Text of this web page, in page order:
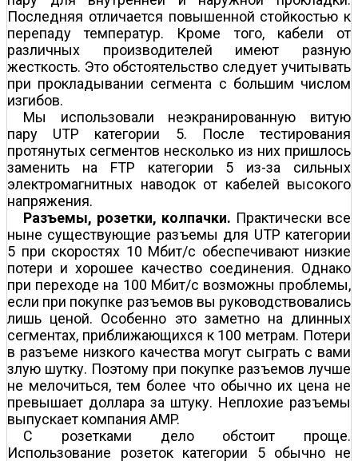
Последняя отличается повышенной стойкостью к
перепаду температур. Кроме того, кабели от
различных производителей имеют разную
жесткость. Это обстоятельство следует учитывать
при прокладывании сегмента с большим числом
изгибов.
Мы использовали неэкранированную витую
пару UTP категории 5. После тестирования
протянутых сегментов несколько из них пришлось
заменить на FTP категории 5 из-за сильных
электромагнитных наводок от кабелей высокого
напряжения.
Разъемы, розетки, колпачки. Практически все
ныне существующие разъемы для UTP категории
5 при скоростях 10 Мбит/с обеспечивают низкие
потери и хорошее качество соединения. Однако
при переходе на 100 Мбит/с возможны проблемы,
если при покупке разъемов вы руководствовались
лишь ценой. Особенно это заметно на длинных
сегментах, приближающихся к 100 метрам. Потери
в разъеме низкого качества могут сыграть с вами
злую шутку. Поэтому при покупке разъемов лучше
не мелочиться, тем более что обычно их цена не
превышает доллара за штуку. Неплохие разъемы
выпускает компания AMP.
С розетками дело обстоит проще.
Использование розеток категории 5 обычно не